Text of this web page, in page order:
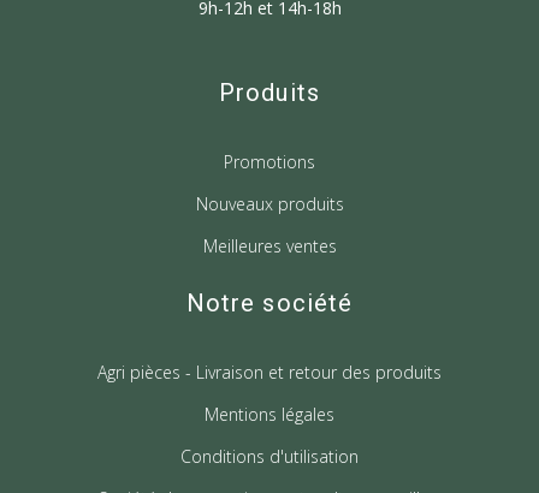
9h-12h et 14h-18h
Produits
Promotions
Nouveaux produits
Meilleures ventes
Notre société
Agri pièces - Livraison et retour des produits
Mentions légales
Conditions d'utilisation